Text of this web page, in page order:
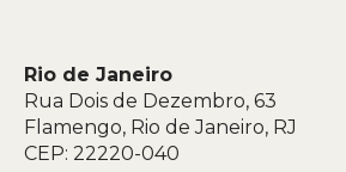
Rio de Janeiro
Rua Dois de Dezembro, 63
Flamengo, Rio de Janeiro, RJ
CEP: 22220-040